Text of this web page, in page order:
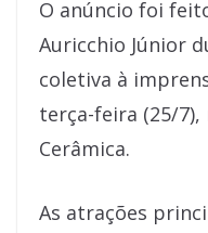
O anúncio foi
Auricchio Júnior
coletiva à
terça-feira (25/7),
Cerâmica.
As atrações